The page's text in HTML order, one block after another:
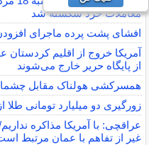
معاملات خرد شکسته شد
افشای پشت پرده ماجرای
آمریکا خروج از اقلیم کردستان
از پایگاه حریر خارج می‌شوند
همسرکشی هولناک مقابل
زورگیری دو میلیارد تومانی طلا
عراقچی: با آمریکا مذاکره
غیر از تفاهم با عمان مرتبط